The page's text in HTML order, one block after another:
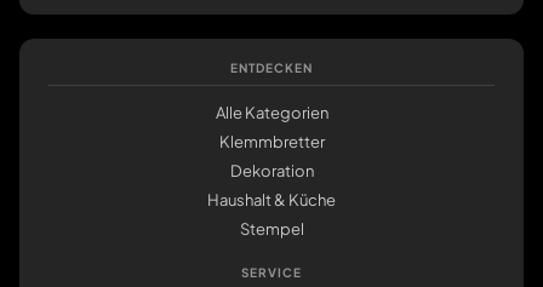
ENTDECKEN
Alle Kategorien
Klemmbretter
Dekoration
Haushalt & Küche
Stempel
SERVICE